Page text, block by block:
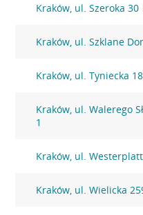
Kraków, ul. Szeroka 30
Kraków, ul. Szklane
Kraków, ul. Tyniecka
Kraków, ul. Walerego
1
Kraków, ul.
Kraków, ul. Wielicka